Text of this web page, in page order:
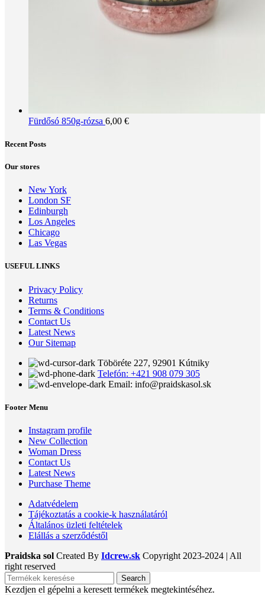
Fürdősó 850g-rózsa 6,00 €
Recent Posts
Our stores
New York
London SF
Edinburgh
Los Angeles
Chicago
Las Vegas
USEFUL LINKS
Privacy Policy
Returns
Terms & Conditions
Contact Us
Latest News
Our Sitemap
Töböréte 227, 92901 Kútniky
Telefón: +421 908 079 305
Email: info@praidskasol.sk
Footer Menu
Instagram profile
New Collection
Woman Dress
Contact Us
Latest News
Purchase Theme
Adatvédelem
Tájékoztatás a cookie-k használatáról
Általános üzleti feltételek
Elállás a szerződéstől
Praidska sol Created By Idcrew.sk Copyright 2023-2024 | All
right reserved
Search
Kezdjen el gépelni a keresett termékek megtekintéséhez.